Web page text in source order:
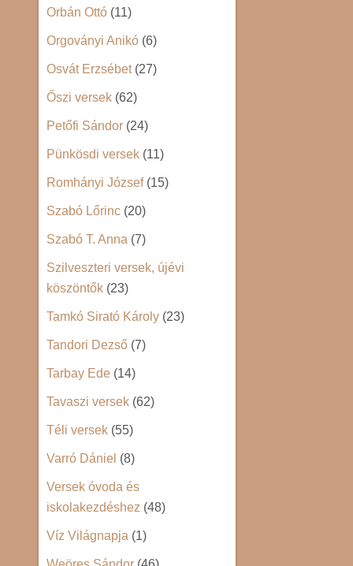
Orbán Ottó (11)
Orgoványi Anikó (6)
Osvát Erzsébet(27)
Őszi versek (62)
Petőfi Sándor (24)
Pünkösdi versek (11)
Romhányi József(15)
Szabó Lőrinc (20)
Szabó T. Anna (7)
Szilveszteri versek, újévi
köszöntők (23)
Tamkó Sirató Károly (23)
Tandori Dezső (7)
Tarbay Ede (14)
Tavaszi versek (62)
Téli versek (55)
Varró Dániel (8)
Versek óvoda és
iskolakezdéshez (48)
Víz Világnapja (1)